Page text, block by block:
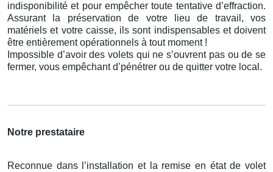
indisponibilité et pour empêcher toute tentative d’effraction.
Assurant la préservation de votre lieu de travail, vos
matériels et votre caisse, ils sont indispensables et doivent
être entièrement opérationnels à tout moment !
Impossible d’avoir des volets qui ne s’ouvrent pas ou de se
fermer, vous empêchant d’pénétrer ou de quitter votre local.
Notre prestataire
Reconnue dans l’installation et la remise en état de volet